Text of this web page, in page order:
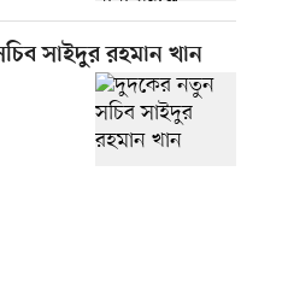
সাইদুর রহমান খান